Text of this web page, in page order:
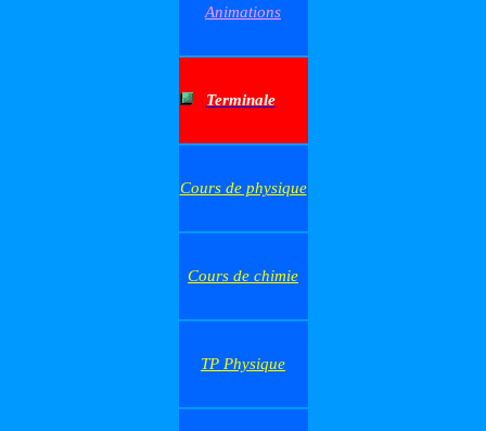
Animations
Terminale
Cours de physique
Cours de chimie
TP Physique